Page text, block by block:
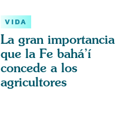
VIDA
La gran importancia
que la Fe bahá’í
concede a los
agricultores